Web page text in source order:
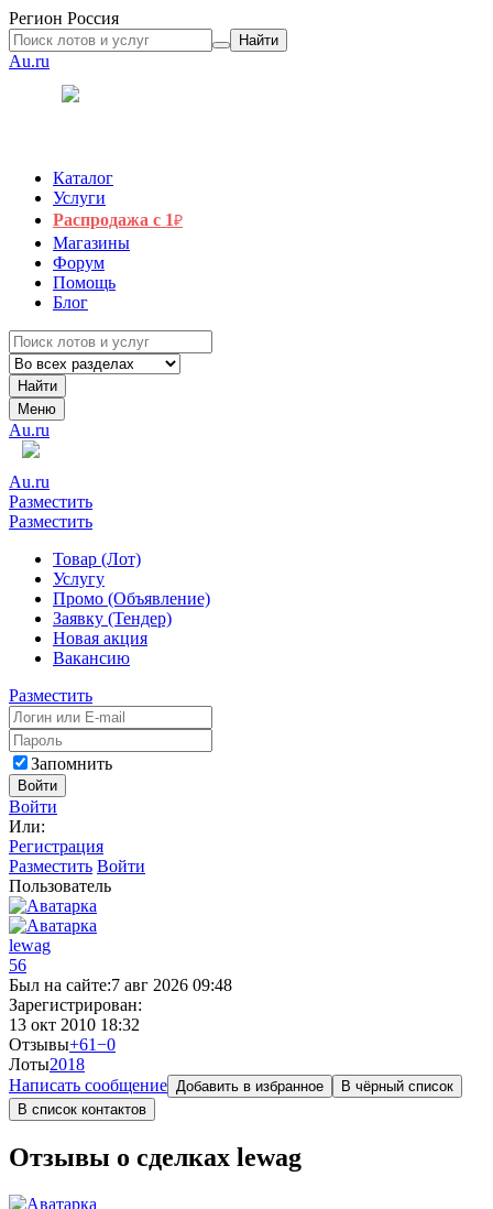
Регион Россия
Найти
Au.ru
Каталог
Услуги
Распродажа с 1₽
Магазины
Форум
Помощь
Блог
Найти
Меню
Au.ru
Au.ru
Разместить
Разместить
Товар (Лот)
Услугу
Промо (Объявление)
Заявку (Тендер)
Новая акция
Вакансию
Разместить
Запомнить
Войти
Войти
Или:
Регистрация
Разместить Войти
Пользователь
lewag
56
Был на сайте:7 авг 2026 09:48
Зарегистрирован:
13 окт 2010 18:32
Отзывы+61−0
Лоты2018
Написать сообщение Добавить в избранное
В чёрный список
В список контактов
Отзывы о сделках lewag